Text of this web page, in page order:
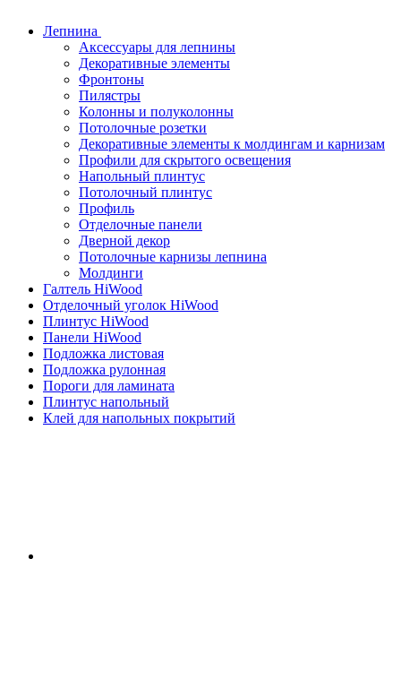
Лепнина
Аксессуары для лепнины
Декоративные элементы
Фронтоны
Пилястры
Колонны и полуколонны
Потолочные розетки
Декоративные элементы к молдингам и карнизам
Профили для скрытого освещения
Напольный плинтус
Потолочный плинтус
Профиль
Отделочные панели
Дверной декор
Потолочные карнизы лепнина
Молдинги
Галтель HiWood
Отделочный уголок HiWood
Плинтус HiWood
Панели HiWood
Подложка листовая
Подложка рулонная
Пороги для ламината
Плинтус напольный
Клей для напольных покрытий